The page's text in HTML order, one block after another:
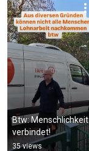
Btw: Menschlichkeit
verbindet!
35 views